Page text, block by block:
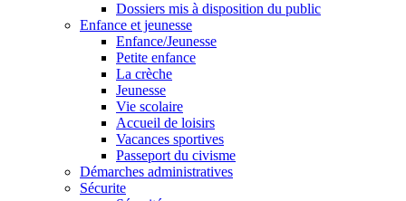
Dossiers mis à disposition du public
Enfance et jeunesse
Enfance/Jeunesse
Petite enfance
La crèche
Jeunesse
Vie scolaire
Accueil de loisirs
Vacances sportives
Passeport du civisme
Démarches administratives
Sécurite